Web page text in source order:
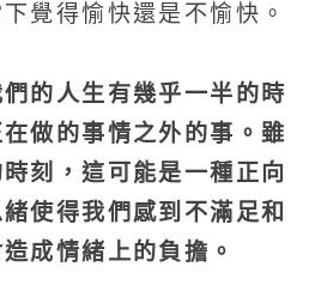
覺得愉快還是不愉快。
的人生有幾乎一半的時
做的事情之外的事。雖
刻，這可能是一種正向
使得我們感到不滿足和
成情緒上的負擔。